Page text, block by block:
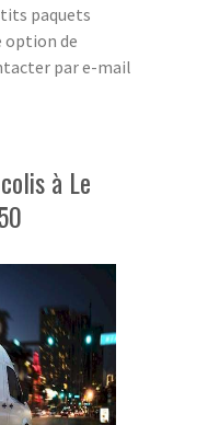
paquets
option de
par e-mail
à Le